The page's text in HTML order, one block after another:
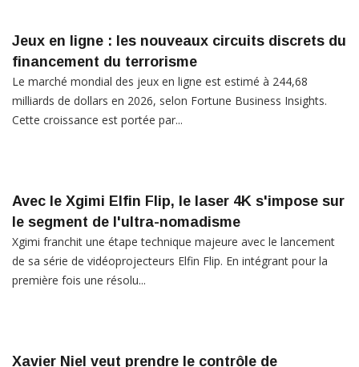
Jeux en ligne : les nouveaux circuits discrets du
financement du terrorisme
Le marché mondial des jeux en ligne est estimé à 244,68
milliards de dollars en 2026, selon Fortune Business Insights.
Cette croissance est portée par...
Avec le Xgimi Elfin Flip, le laser 4K s'impose sur
le segment de l'ultra-nomadisme
Xgimi franchit une étape technique majeure avec le lancement
de sa série de vidéoprojecteurs Elfin Flip. En intégrant pour la
première fois une résolu...
Xavier Niel veut prendre le contrôle de